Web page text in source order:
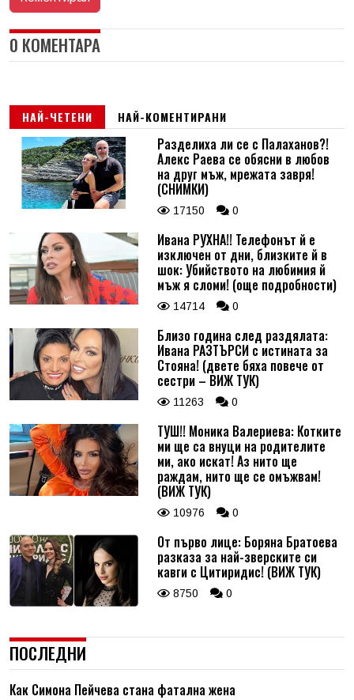
0 КОМЕНТАРА
НАЙ-ЧЕТЕНИ НАЙ-КОМЕНТИРАНИ
Разделиха ли се с Палаханов?!
Алекс Раева се обясни в любов
на друг мъж, мрежата завря!
(СНИМКИ)
17150 0
Ивана РУХНА!! Телефонът й е
изключен от дни, близките й в
шок: Убийството на любимия й
мъж я сломи! (още подробности)
14714 0
Близо година след раздялата:
Ивана РАЗТЪРСИ с истината за
Стояна! (двете бяха повече от
сестри – ВИЖ ТУК)
11263 0
ТУШ!! Моника Валериева: Котките
ми ще са внуци на родителите
ми, ако искат! Аз нито ще
раждам, нито ще се омъжвам!
(ВИЖ ТУК)
10976 0
От първо лице: Боряна Братоева
разказа за най-зверските си
кавги с Цитиридис! (ВИЖ ТУК)
8750 0
ПОСЛЕДНИ
Как Симона Пейчева стана фатална жена